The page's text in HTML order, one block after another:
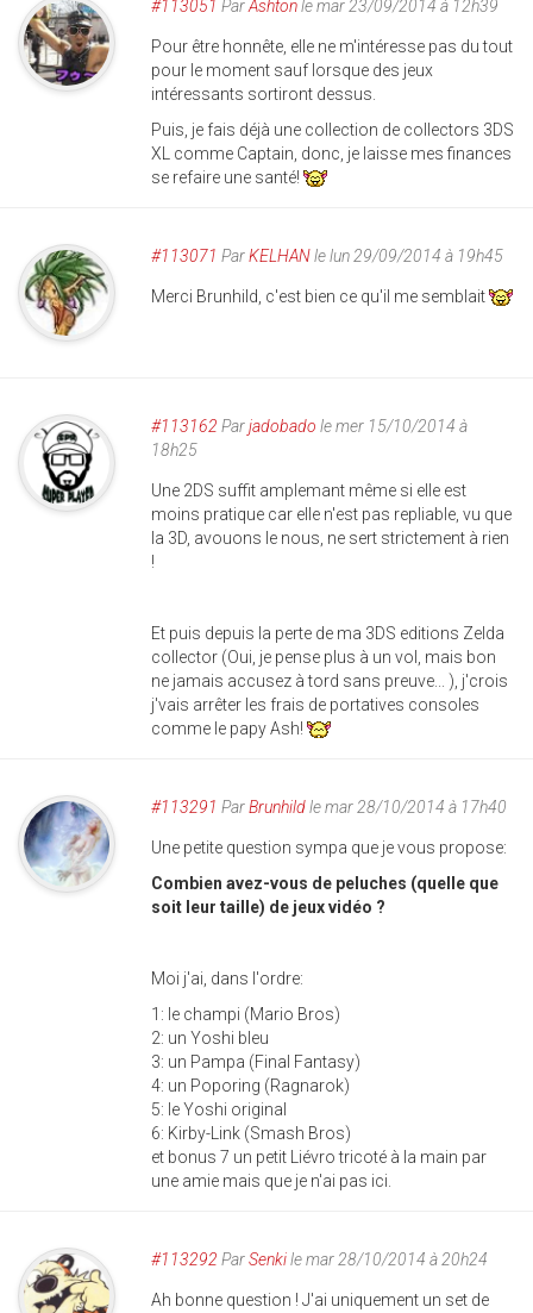
#113051 ParAshtonle mar 23/09/2014 à 12h39
Pour être honnête, elle ne m'intéresse pas du tout
pour le moment sauf lorsque des jeux
intéressants sortiront dessus.
Puis, je fais déjà une collection de collectors 3DS
XL comme Captain, donc, je laisse mes finances
se refaire une santé!
#113071 ParKELHANle lun 29/09/2014 à 19h45
Merci Brunhild, c'est bien ce qu'il me semblait
#113162 Parjadobado le mer 15/10/2014 à
18h25
Une 2DS suffit amplemant même si elle est
moins pratique car elle n'est pas repliable, vu que
la 3D, avouons le nous, ne sert strictement à rien
!
Et puis depuis la perte de ma 3DS editions Zelda
collector (Oui, je pense plus à un vol, mais bon
ne jamais accusez à tord sans preuve... ), j'crois
j'vais arrêter les frais de portatives consoles
comme le papy Ash!
#113291 ParBrunhildle mar 28/10/2014 à 17h40
Une petite question sympa que je vous propose:
Combien avez-vous de peluches (quelle que
soit leur taille) de jeux vidéo ?
Moi j'ai, dans l'ordre:
1: le champi (Mario Bros)
2: un Yoshi bleu
3: un Pampa (Final Fantasy)
4: un Poporing (Ragnarok)
5: le Yoshi original
6: Kirby-Link (Smash Bros)
et bonus 7 un petit Liévro tricoté à la main par
une amie mais que je n'ai pas ici.
#113292 ParSenkile mar 28/10/2014 à 20h24
Ah bonne question ! J'ai uniquement un set de